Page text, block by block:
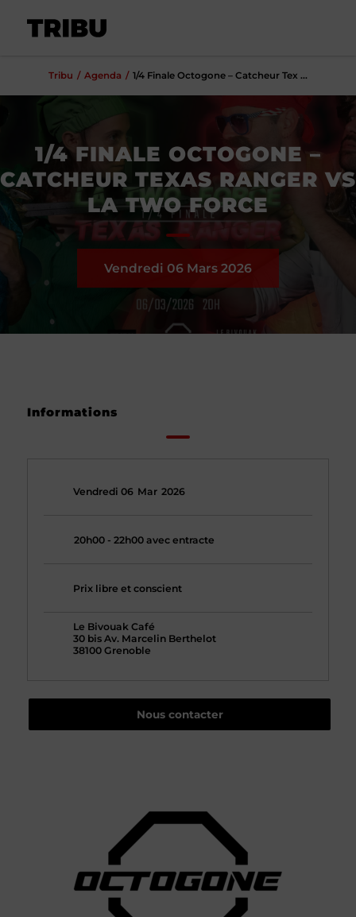
Tribu Agenda 1/4 Finale Octogone – Catcheur Tex ...
1/4 FINALE OCTOGONE –
CATCHEUR TEXAS RANGER VS
LA TWO FORCE
Vendredi 06 Mars 2026
Informations
Vendredi 06 Mar 2026
20h00 - 22h00 avec entracte
Prix libre et conscient
Le Bivouak Café
30 bis Av. Marcelin Berthelot
38100 Grenoble
Nous contacter